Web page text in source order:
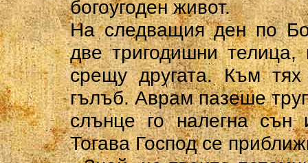
богоугоден живот.
На следващия ден по
две тригодишни
срещу другата. Към
гълъб. Аврам пазеше
слънце го налегна
Тогава Господ се